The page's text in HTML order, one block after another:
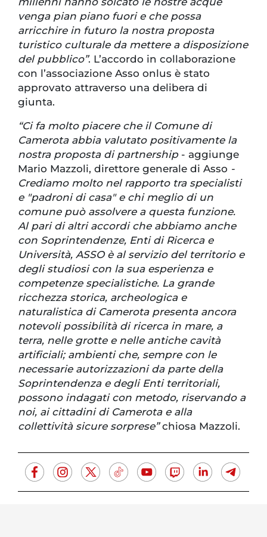
venga pian piano fuori e che possa
arricchire in futuro la nostra proposta
turistico culturale da mettere a disposizione
del pubblico”. L’accordo in collaborazione
con l’associazione Asso onlus è stato
approvato attraverso una delibera di
giunta.
“Ci fa molto piacere che il Comune di
Camerota abbia valutato positivamente la
nostra proposta di partnership- aggiunge
Mario Mazzoli, direttore generale di Asso -
Crediamo molto nel rapporto tra specialisti
e "padroni di casa" e chi meglio di un
comune può assolvere a questa funzione.
Al pari di altri accordi che abbiamo anche
con Soprintendenze, Enti di Ricerca e
Università, ASSO è al servizio del territorio e
degli studiosi con la sua esperienza e
competenze specialistiche. La grande
ricchezza storica, archeologica e
naturalistica di Camerota presenta ancora
notevoli possibilità di ricerca in mare, a
terra, nelle grotte e nelle antiche cavità
artificiali; ambienti che, sempre con le
necessarie autorizzazioni da parte della
Soprintendenza e degli Enti territoriali,
possono indagati con metodo, riservando a
noi, ai cittadini di Camerota e alla
collettività sicure sorprese”chiosa Mazzoli.